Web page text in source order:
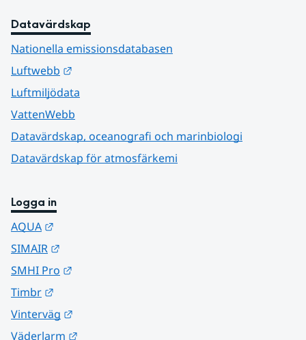
Datavärdskap
Nationella emissionsdatabasen
Luftwebb
Luftmiljödata
VattenWebb
Datavärdskap, oceanografi och marinbiologi
Datavärdskap för atmosfärkemi
Logga in
AQUA
SIMAIR
SMHI Pro
Timbr
Vinterväg
Väderlarm